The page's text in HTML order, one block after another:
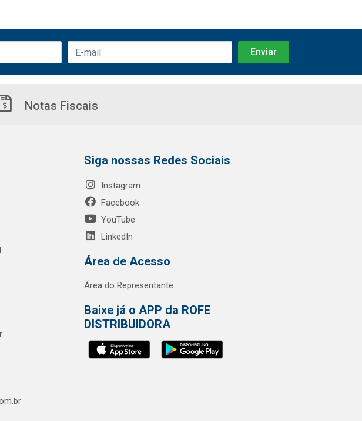
Notas Fiscais
Siga nossas Redes Sociais
Instagram
Facebook
YouTube
LinkedIn
Área de Acesso
Área do Representante
Baixe já o APP da ROFE
DISTRIBUIDORA